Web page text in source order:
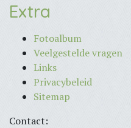
Extra
Fotoalbum
Veelgestelde vragen
Links
Privacybeleid
Sitemap
Contact: